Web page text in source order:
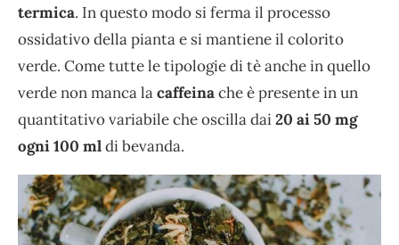
termica. In questo modo si ferma il processo
ossidativo della pianta e si mantiene il colorito
verde. Come tutte le tipologie di tè anche in quello
verde non manca lacaffeinache è presente in un
quantitativo variabile che oscilla dai20 ai 50 mg
ogni 100 mldi bevanda.